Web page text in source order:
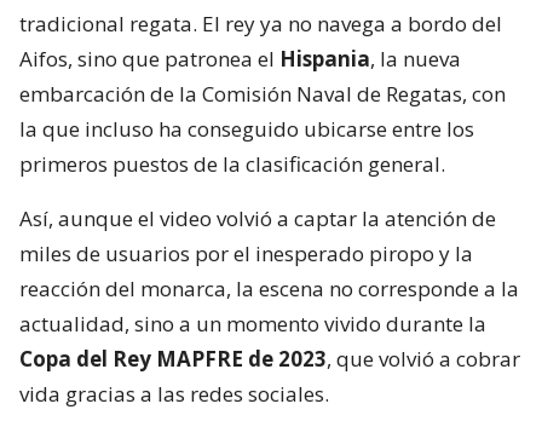
tradicional regata. El rey ya no navega a bordo del
Aifos, sino que patronea el Hispania, la nueva
embarcación de la Comisión Naval de Regatas, con
la que incluso ha conseguido ubicarse entre los
primeros puestos de la clasificación general.
Así, aunque el video volvió a captar la atención de
miles de usuarios por el inesperado piropo y la
reacción del monarca, la escena no corresponde a la
actualidad, sino a un momento vivido durante la
Copa del Rey MAPFRE de 2023, que volvió a cobrar
vida gracias a las redes sociales.